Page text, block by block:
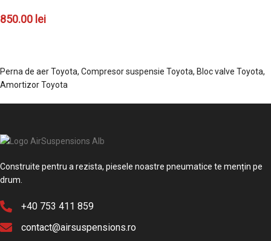
850.00 lei
Perna de aer Toyota, Compresor suspensie Toyota, Bloc valve Toyota,
Amortizor Toyota
Construite pentru a rezista, piesele noastre pneumatice te mențin pe
drum.
+40 753 411 859
contact@airsuspensions.ro